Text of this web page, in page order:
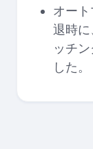
オー
退時
ッチ
した。